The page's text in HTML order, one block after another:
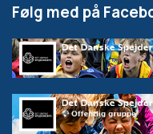
Følg med på